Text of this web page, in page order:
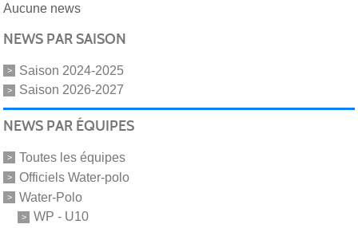
Aucune news
NEWS PAR SAISON
Saison 2024-2025
Saison 2026-2027
NEWS PAR ÉQUIPES
Toutes les équipes
Officiels Water-polo
Water-Polo
WP - U10